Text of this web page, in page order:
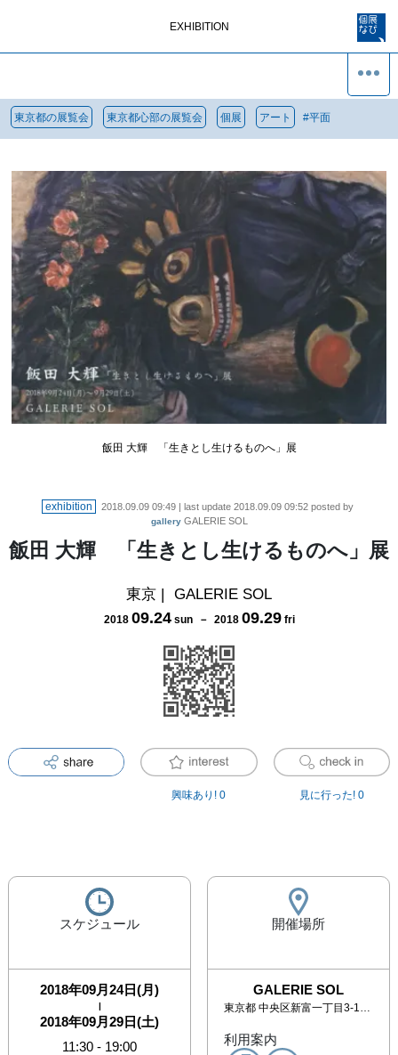
EXHIBITION
東京都の展覧会 東京都心部の展覧会 個展 アート #平面
飯田 大輝 「生きとし生けるものへ」展
exhibition 2018.09.09 09:49 | last update 2018.09.09 09:52 posted by
gallery GALERIE SOL
飯田 大輝 「生きとし生けるものへ」展
東京 | GALERIE SOL
2018 09.24 sun－ 2018 09.29 fri
興味あり! 0 見に行った! 0
スケジュール
2018年09月24日(月)
|
2018年09月29日(土)
11:30 - 19:00
開催場所
GALERIE SOL
東京都 中央区新富一丁目3-11 銀座BLD. No.1 3階
利用案内